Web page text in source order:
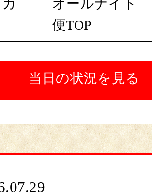
オールナイト
便TOP
当日の状況を見る